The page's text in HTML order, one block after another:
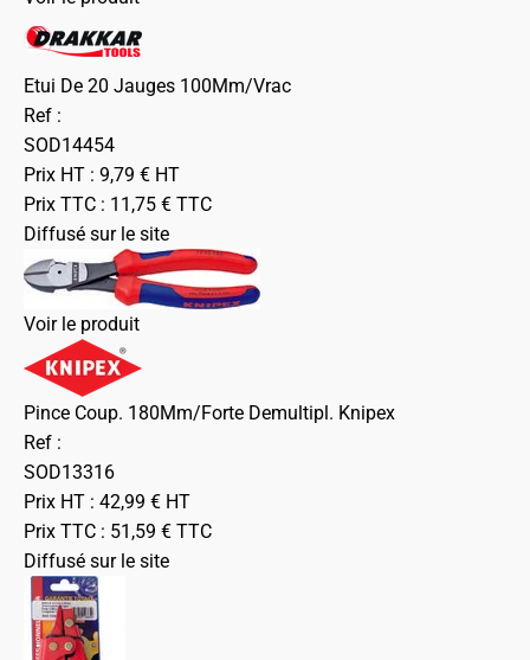
Etui De 20 Jauges 100Mm/Vrac
Ref :
SOD14454
Prix HT : 9,79 € HT
Prix TTC : 11,75 € TTC
Diffusé sur le site
Voir le produit
Pince Coup. 180Mm/Forte Demultipl. Knipex
Ref :
SOD13316
Prix HT : 42,99 € HT
Prix TTC : 51,59 € TTC
Diffusé sur le site